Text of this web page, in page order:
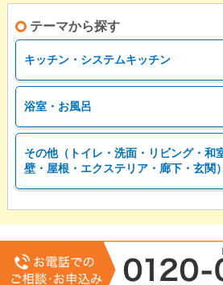
テーマから探す
キッチン・システムキッチン
浴室・お風呂
その他（トイレ・洗面・リビング・和
壁・屋根・エクステリア・廊下・玄関）